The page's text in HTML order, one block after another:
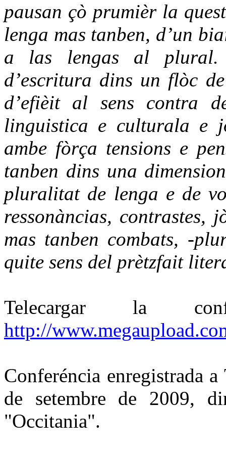
pausan çò prumièr la
lenga mas tanben, d’un
a las lengas al plural.
d’escritura dins un flòc
d’efièit al sens contra
linguistica e culturala e
ambe fòrça tensions e
tanben dins una
pluralitat de lenga e de
ressonàncias, contrastes,
mas tanben combats, -
quite sens del prètzfait
Telecargar la
http://
Conferéncia enregistrada
de setembre de 2009,
"Occitania".